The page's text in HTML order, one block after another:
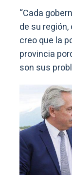
“Cada
de su
creo que la
provincia
son sus